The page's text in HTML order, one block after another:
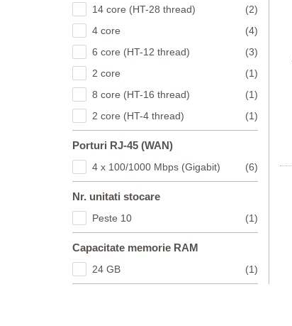
14 core (HT-28 thread)
(2)
4 core
(4)
6 core (HT-12 thread)
(3)
2 core
(1)
8 core (HT-16 thread)
(1)
2 core (HT-4 thread)
(1)
Porturi RJ-45 (WAN)
4 x 100/1000 Mbps (Gigabit) (6)
Nr. unitati stocare
Peste 10 (1)
Capacitate memorie RAM
24 GB (1)